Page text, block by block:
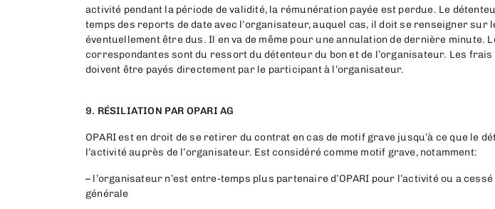
activité pendant la période de validité, la rémunération payée est perdue. Le
temps des reports de date avec l’organisateur, auquel cas, il doit se renseigner sur
éventuellement être dus. Il en va de même pour une annulation de dernière minute.
correspondantes sont du ressort du détenteur du bon et de l’organisateur. Les
doivent être payés directement par le participant à l’organisateur.
9. RÉSILIATION PAR OPARI AG
OPARI est en droit de se retirer du contrat en cas de motif grave jusqu’à ce que le
l’activité auprès de l’organisateur. Est considéré comme motif grave, notamment:
– l’organisateur n’est entre-temps plus partenaire d’OPARI pour l’activité ou a
générale